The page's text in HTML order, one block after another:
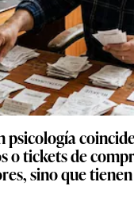
psicología
o tickets de
sino que